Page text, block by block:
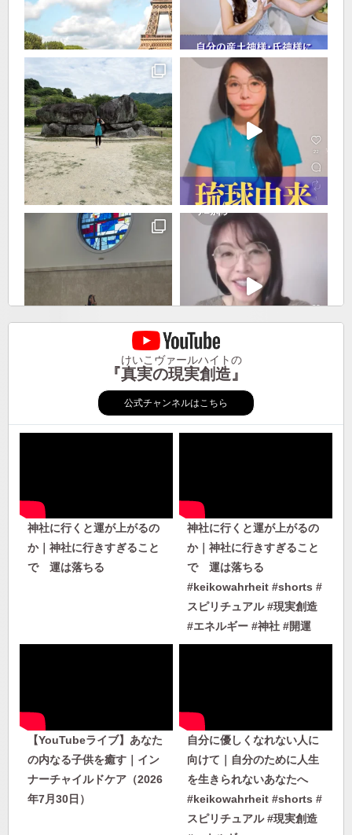
けいこヴァールハイトの
『真実の現実創造』
公式チャンネルはこちら
神社に行くと運が上がるの
か｜神社に行きすぎること
で 運は落ちる
神社に行くと運が上がるの
か｜神社に行きすぎること
で 運は落ちる
#keikowahrheit #shorts #
スピリチュアル #現実創造
#エネルギー #神社 #開運
【YouTubeライブ】あなた
の内なる子供を癒す｜イン
ナーチャイルドケア（2026
年7月30日）
自分に優しくなれない人に
向けて｜自分のために人生
を生きられないあなたへ
#keikowahrheit #shorts #
スピリチュアル #現実創造